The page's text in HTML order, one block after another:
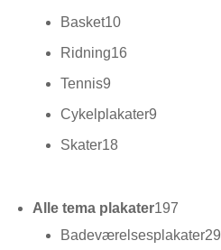
Basket1010
varer
Ridning16
Tennis9
varer
Cykelplakater9
Skater1818
Alle tema plakater197
varer
Badeværelsesplakater29